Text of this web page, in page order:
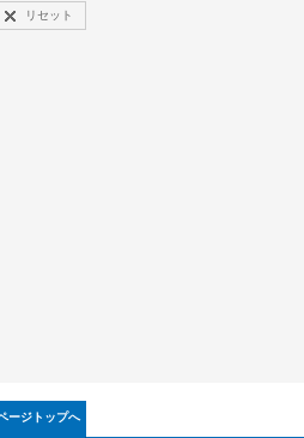
リセット
ージトップへ